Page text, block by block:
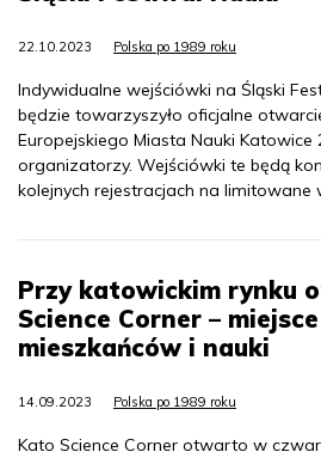
22.10.2023 Polska po 1989 roku
Indywidualne wejściówki na Śląski
będzie towarzyszyło oficjalne
Europejskiego Miasta Nauki Katowice
organizatorzy. Wejściówki te będą
kolejnych rejestracjach na limitowane
Przy katowickim rynku
Science Corner –
mieszkańców i nauki
14.09.2023 Polska po 1989 roku
Kato Science Corner otwarto w